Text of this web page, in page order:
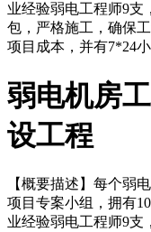
业经验弱电工程师9支
包，严格施工，确保
项目成本，并有7*24
弱电机房
设工程
【概要描述】 每个弱
项目专案小组，拥有
业经验弱电工程师9支